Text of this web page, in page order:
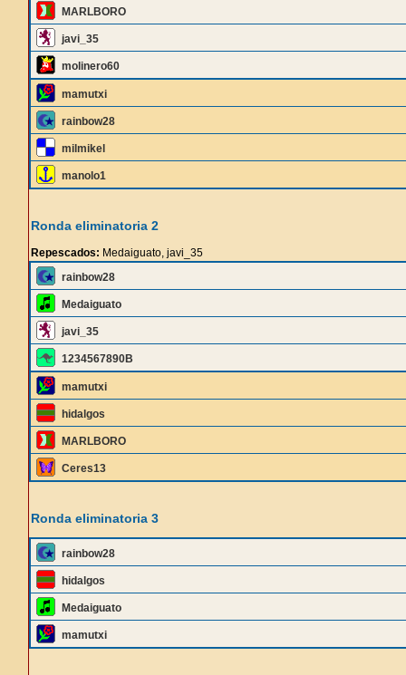
MARLBORO
javi_35
molinero60
mamutxi
rainbow28
milmikel
manolo1
Ronda eliminatoria 2
Repescados: Medaiguato, javi_35
rainbow28
Medaiguato
javi_35
1234567890B
mamutxi
hidalgos
MARLBORO
Ceres13
Ronda eliminatoria 3
rainbow28
hidalgos
Medaiguato
mamutxi